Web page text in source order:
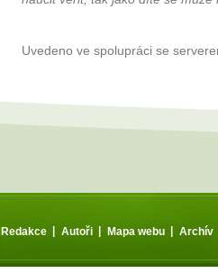
Uvedeno ve spolupráci se
Redakce | Autoři | Mapa webu | Archív